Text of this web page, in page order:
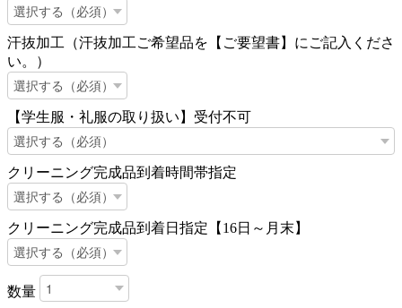
汗抜加工（汗抜加工ご希望品を【ご要望書】にご記入くださ
い。）
【学生服・礼服の取り扱い】受付不可
クリーニング完成品到着時間帯指定
クリーニング完成品到着日指定【16日～月末】
数量